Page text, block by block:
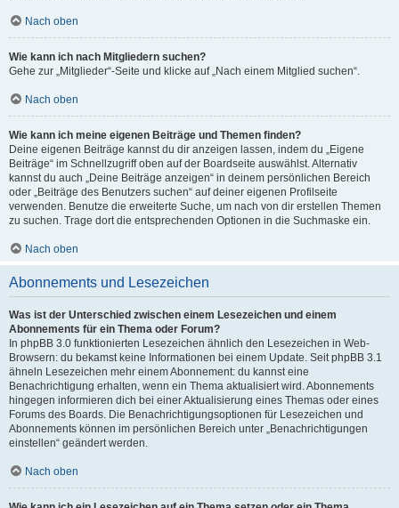
Nach oben
Wie kann ich nach Mitgliedern suchen?
Gehe zur „Mitglieder“-Seite und klicke auf „Nach einem Mitglied suchen“.
Nach oben
Wie kann ich meine eigenen Beiträge und Themen finden?
Deine eigenen Beiträge kannst du dir anzeigen lassen, indem du „Eigene
Beiträge“ im Schnellzugriff oben auf der Boardseite auswählst. Alternativ
kannst du auch „Deine Beiträge anzeigen“ in deinem persönlichen Bereich
oder „Beiträge des Benutzers suchen“ auf deiner eigenen Profilseite
verwenden. Benutze die erweiterte Suche, um nach von dir erstellen Themen
zu suchen. Trage dort die entsprechenden Optionen in die Suchmaske ein.
Nach oben
Abonnements und Lesezeichen
Was ist der Unterschied zwischen einem Lesezeichen und einem
Abonnements für ein Thema oder Forum?
In phpBB 3.0 funktionierten Lesezeichen ähnlich den Lesezeichen in Web-
Browsern: du bekamst keine Informationen bei einem Update. Seit phpBB 3.1
ähneln Lesezeichen mehr einem Abonnement: du kannst eine
Benachrichtigung erhalten, wenn ein Thema aktualisiert wird. Abonnements
hingegen informieren dich bei einer Aktualisierung eines Themas oder eines
Forums des Boards. Die Benachrichtigungsoptionen für Lesezeichen und
Abonnements können im persönlichen Bereich unter „Benachrichtigungen
einstellen“ geändert werden.
Nach oben